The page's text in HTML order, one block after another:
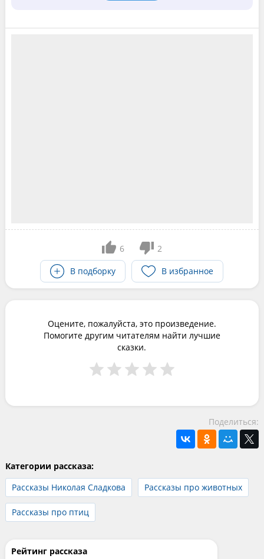
6
2
В подборку
В избранное
Оцените, пожалуйста, это произведение.
Помогите другим читателям найти лучшие
сказки.
Поделиться:
Категории рассказа:
Рассказы Николая Сладкова
Рассказы про животных
Рассказы про птиц
Рейтинг рассказа